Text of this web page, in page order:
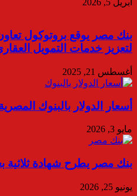
بنك مصر يوقع بروتوكول
لتعزيز خدمات التمويل
أغسطس 21, 2025
أسعار الدولار بالبنوك المصرية اليوم
مايو 3, 2026
بنك مصر يطرح شهادة ثلاثية بعائد
يونيو 25, 2026